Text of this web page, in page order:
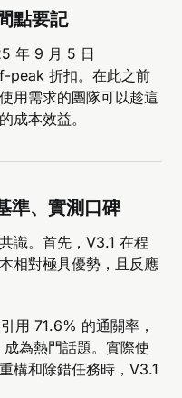
點要記
年 9 月 5 日
peak 折扣。在此之前
用需求的團隊可以趁這
成本效益。
準、實測口碑
識。首先，V3.1 在程
相對極具優勢，且反應
用 71.6% 的通關率，
為熱門話題。實際使
構和除錯任務時，V3.1